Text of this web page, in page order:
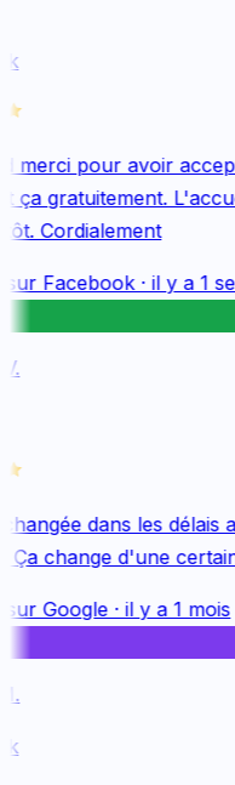
merci pour avoir
ça gratuitement.
Cordialement
Facebook· il y a 1
dans les délais
change d'une
Google· il y a 1 mois